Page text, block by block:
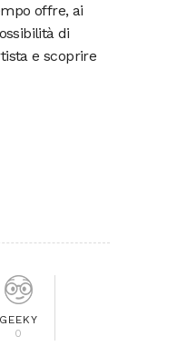
offre, ai
di
e scoprire
GEEKY
0